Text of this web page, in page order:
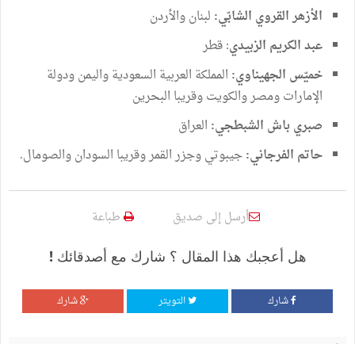
الأزهر القروي الشابّي: لبنان والأردن
عبد الكريم الزبيدي: قطر
خميّس الجهيناوي: المملكة العربية السعودية واليمن ودولة
الإمارات ومصر والكويت وقريبا البحرين
صبري باش الشبطجي: العراق
حاتم الفرجاني:جيبوتي وجزر القمر وقريبا السودان والصومال.
أرسل إلى صديق طباعة
هل أعجبك هذا المقال ؟ شارك مع أصدقائك !
شارك التويتر شارك